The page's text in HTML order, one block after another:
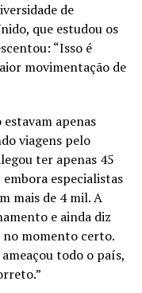
de
que estudou os
“Isso é
movimentação de
estavam apenas
viagens pelo
ter apenas 45
especialistas
mais de 4 mil. A
e ainda diz
no momento certo.
todo o país,